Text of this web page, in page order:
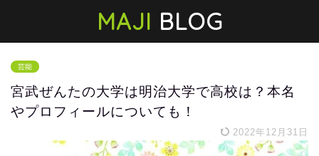
MAJI BLOG
芸能
宮武ぜんたの大学は明治大学で高校は？本名
やプロフィールについても！
2022年12月31日